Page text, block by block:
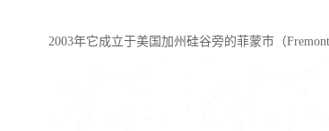
2003年它成立于美国加州硅谷旁的菲蒙市（